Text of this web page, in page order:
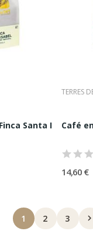
un café qui garde de la
: rondeur,
par la diversité de sa
micro-lots, grands
de la spécialité, les
issus de parcelles
cafés exclusifs et
Santa Isabel
TERRES
Café
14,60 €
1 2 3 